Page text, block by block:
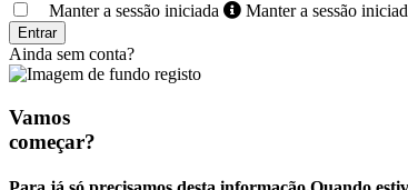
Manter a sessão iniciada
Manter a sessão
Entrar
Ainda sem conta?
Vamos
começar?